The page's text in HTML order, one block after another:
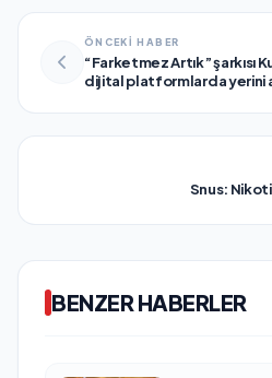
ÖNCEKİ HABER
“Farketmez Artık” şarkısı
dijital platformlarda yerini
Snus:
BENZER HABERLER